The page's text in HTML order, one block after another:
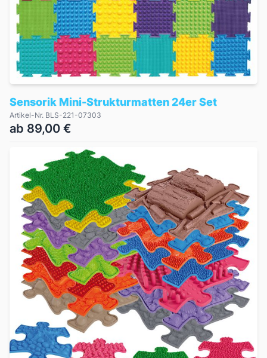
Sensorik Mini-Strukturmatten 24er Set
Artikel-Nr. BLS-221-07303
ab 89,00 €